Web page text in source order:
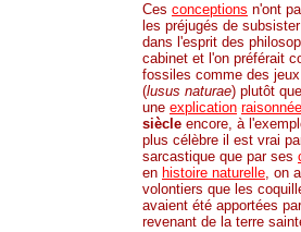
Ces conceptions n'ont
les préjugés de
dans l'esprit des
cabinet et l'on préférait
fossiles comme des
(lusus naturae) plutôt
une explication-raisonnée
siècle encore, à
plus célèbre il est vrai
sarcastique que par ses
en histoire naturelle, on
volontiers que les
avaient été apportées
revenant de la terre